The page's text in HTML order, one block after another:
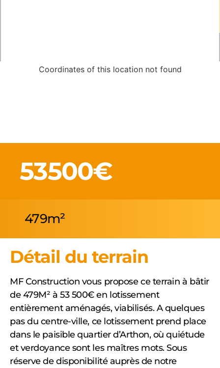
Coordinates of this location not found
53500€
479m²
Détail du terrain
MF Construction vous propose ce terrain à bâtir
de 479M² à 53 500€ en lotissement
entièrement aménagés, viabilisés. A quelques
pas du centre-ville, ce lotissement prend place
dans le paisible quartier d’Arthon, où quiétude
et verdoyance sont les maîtres mots. Sous
réserve de disponibilité auprès de notre